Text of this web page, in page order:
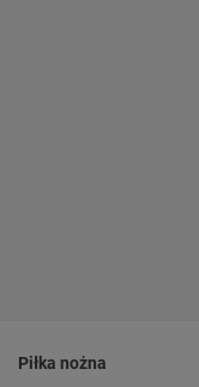
Piłka nożna